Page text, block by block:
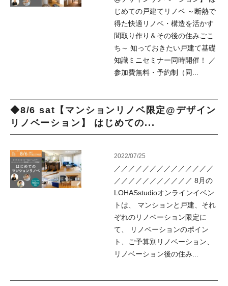
じめての戸建てリノベ ～断熱で
得た快適リノベ・構造を活かす
間取り作り＆その後の住みごこ
ち～ 知っておきたい戸建て基礎
知識ミニセミナー同時開催！ ／
参加費無料・予約制（同...
◆8/6 sat【マンションリノベ限定@デザイン
リノベーション】 はじめての...
2022/07/25
／／／／／／／／／／／／／／
／／／／／／／／／／／ 8月の
LOHASstudioオンラインイベン
トは、 マンションと戸建、それ
ぞれのリノベーション限定に
て、 リノベーションのポイン
ト、ご予算別リノベーション、
リノベーション後の住み...